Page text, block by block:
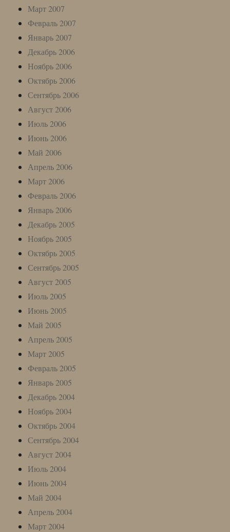
Март 2007
Февраль 2007
Январь 2007
Декабрь 2006
Ноябрь 2006
Октябрь 2006
Сентябрь 2006
Август 2006
Июль 2006
Июнь 2006
Май 2006
Апрель 2006
Март 2006
Февраль 2006
Январь 2006
Декабрь 2005
Ноябрь 2005
Октябрь 2005
Сентябрь 2005
Август 2005
Июль 2005
Июнь 2005
Май 2005
Апрель 2005
Март 2005
Февраль 2005
Январь 2005
Декабрь 2004
Ноябрь 2004
Октябрь 2004
Сентябрь 2004
Август 2004
Июль 2004
Июнь 2004
Май 2004
Апрель 2004
Март 2004